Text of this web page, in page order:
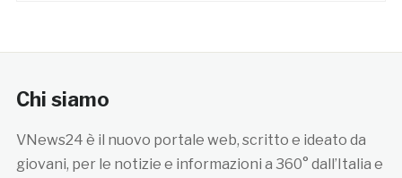
Chi siamo
VNews24 è il nuovo portale web, scritto e ideato da
giovani, per le notizie e informazioni a 360° dall’Italia e